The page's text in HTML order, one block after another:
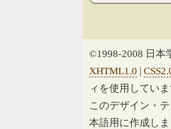
©1998-2008 日本
XHTML1.0 |
ィを使用してい
このデザイン・テ
本語用に作成しま